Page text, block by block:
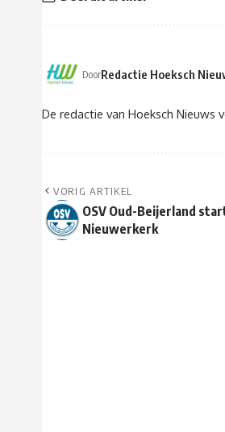
DoorRedactie Hoeksch
De redactie van Hoeksch
VORIG ARTIKEL
OSV Oud-Beijerland
Nieuwerkerk